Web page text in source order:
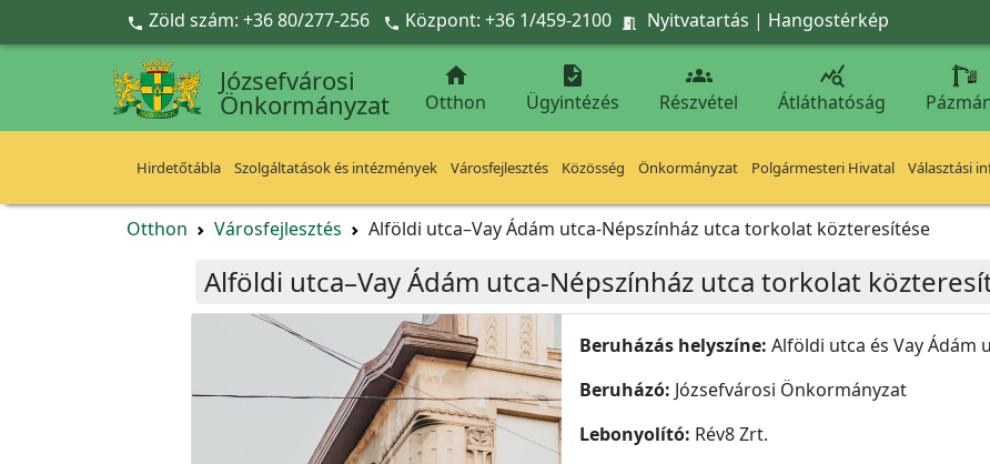
Ugrás a fő tartalomra
 Zöld szám: +36 80/277-256  Központ: +36 1/459-2100  Nyitvatartás | Hangostérkép
Józsefvárosi
Önkormányzat

Otthon

Ügyintézés

Részvétel

Átláthatóság
Hirdetőtábla Szolgáltatások és intézmények Városfejlesztés Közösség Önkormányzat Polgármesteri Hivatal Választási
Otthon Városfejlesztés Alföldi utca–Vay Ádám utca-Népszínház utca torkolat közteresítése
Alföldi utca–Vay Ádám utca-Népszínház utca torkolat
Beruházás helyszíne: Alföldi utca és Vay Ádám
Beruházó: Józsefvárosi Önkormányzat
Lebonyolító: Rév8 Zrt.